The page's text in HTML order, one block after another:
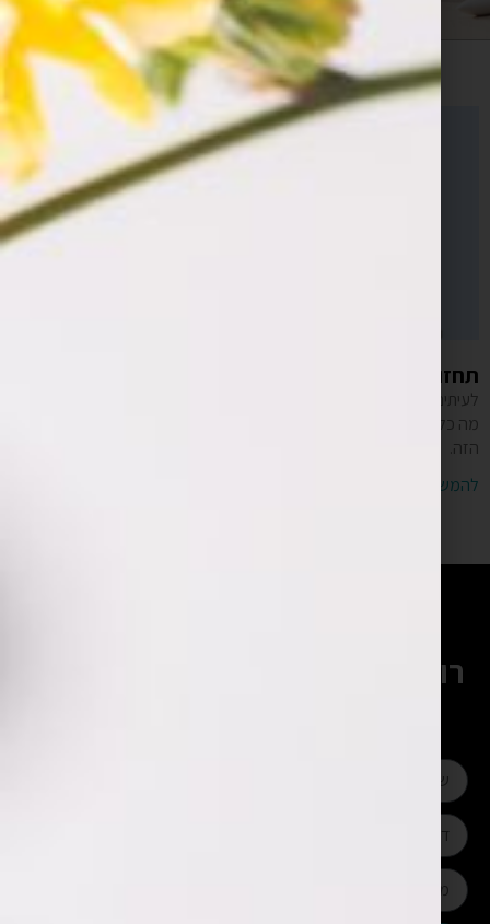
תחזוקת אפליקציה – מה זה אומר?
לעיתים קרובות שומעים על כך שצריך תחזוקת אפליקציה אבל מה זה אומר?
מה כלול בתשלום עבור תחזוקת אפליקציה? את זה תוכלו לקרוא במאמר
הזה.
להמשך קריאה »
רוצים להתייעץ עם המומחים שלנו?